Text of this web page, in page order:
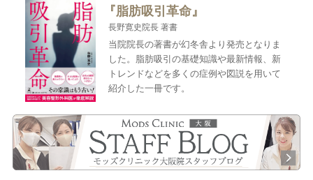
『脂肪吸引革命』
長野寛史院長 著書
当院院長の著書が幻冬舎より発売となりま
した。脂肪吸引の基礎知識や最新情報、新
トレンドなどを多くの症例や図説を用いて
紹介した一冊です。